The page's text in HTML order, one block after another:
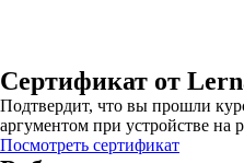
Сертификат от
Подтвердит, что вы прошли
аргументом при устройстве на
Посмотреть сертификат